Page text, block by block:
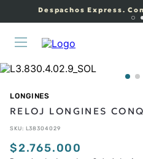
Despachos Express.
LONGINES
RELOJ LONGINES
SKU: L38304029
$2.765.000